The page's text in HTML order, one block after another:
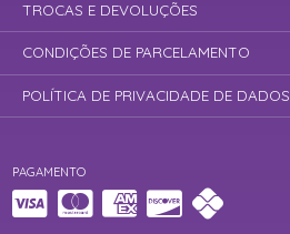
PAGAMENTO
TROCAS E DEVOLUÇÕES
CONDIÇÕES DE PARCELAMENTO
POLÍTICA DE PRIVACIDADE DE DADOS